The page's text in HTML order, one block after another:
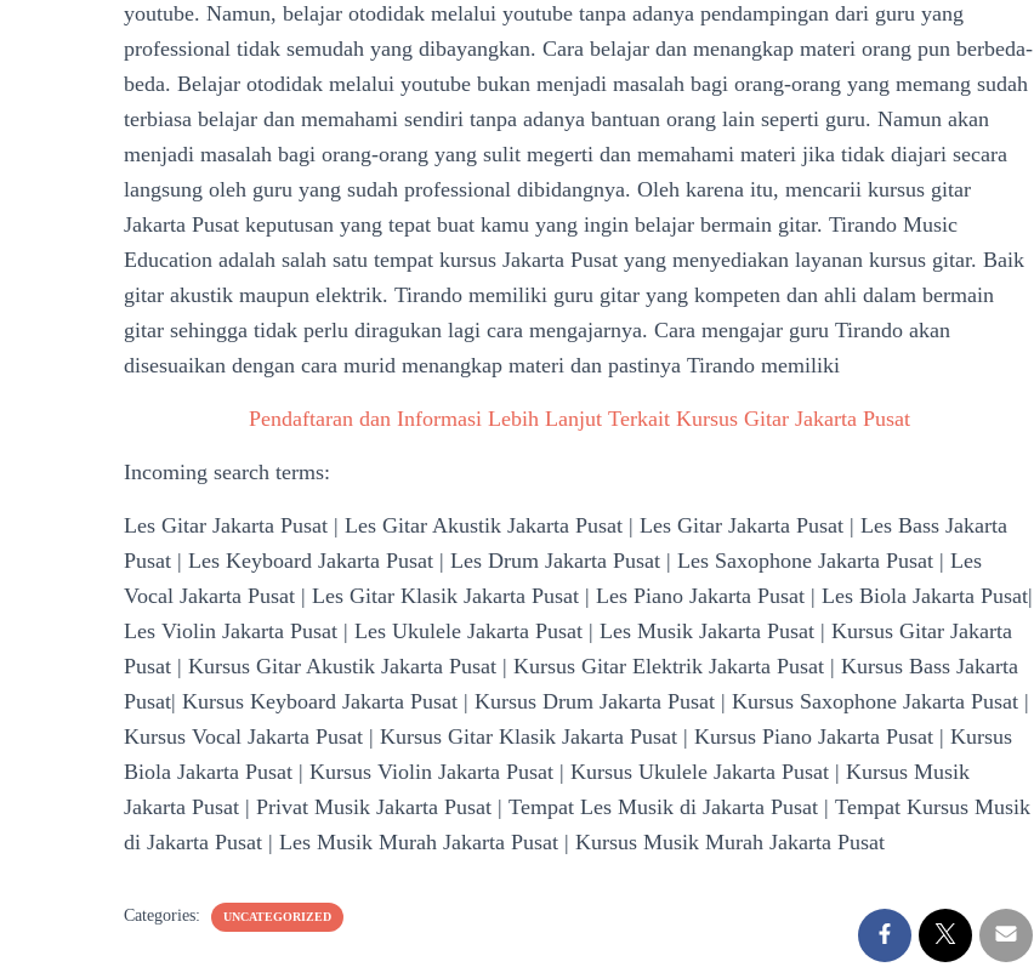
youtube. Namun, belajar otodidak melalui youtube tanpa adanya pendampingan dari guru yang
professional tidak semudah yang dibayangkan. Cara belajar dan menangkap materi orang pun berbeda-
beda. Belajar otodidak melalui youtube bukan menjadi masalah bagi orang-orang yang memang sudah
terbiasa belajar dan memahami sendiri tanpa adanya bantuan orang lain seperti guru. Namun akan
menjadi masalah bagi orang-orang yang sulit megerti dan memahami materi jika tidak diajari secara
langsung oleh guru yang sudah professional dibidangnya. Oleh karena itu, mencarii kursus gitar
Jakarta Pusat keputusan yang tepat buat kamu yang ingin belajar bermain gitar. Tirando Music
Education adalah salah satu tempat kursus Jakarta Pusat yang menyediakan layanan kursus gitar. Baik
gitar akustik maupun elektrik. Tirando memiliki guru gitar yang kompeten dan ahli dalam bermain
gitar sehingga tidak perlu diragukan lagi cara mengajarnya. Cara mengajar guru Tirando akan
disesuaikan dengan cara murid menangkap materi dan pastinya Tirando memiliki
Pendaftaran dan Informasi Lebih Lanjut Terkait Kursus Gitar Jakarta Pusat
Incoming search terms:
Les Gitar Jakarta Pusat | Les Gitar Akustik Jakarta Pusat | Les Gitar Jakarta Pusat | Les Bass Jakarta
Pusat | Les Keyboard Jakarta Pusat | Les Drum Jakarta Pusat | Les Saxophone Jakarta Pusat | Les
Vocal Jakarta Pusat | Les Gitar Klasik Jakarta Pusat | Les Piano Jakarta Pusat | Les Biola Jakarta Pusat|
Les Violin Jakarta Pusat | Les Ukulele Jakarta Pusat | Les Musik Jakarta Pusat | Kursus Gitar Jakarta
Pusat | Kursus Gitar Akustik Jakarta Pusat | Kursus Gitar Elektrik Jakarta Pusat | Kursus Bass Jakarta
Pusat| Kursus Keyboard Jakarta Pusat | Kursus Drum Jakarta Pusat | Kursus Saxophone Jakarta Pusat |
Kursus Vocal Jakarta Pusat | Kursus Gitar Klasik Jakarta Pusat | Kursus Piano Jakarta Pusat | Kursus
Biola Jakarta Pusat | Kursus Violin Jakarta Pusat | Kursus Ukulele Jakarta Pusat | Kursus Musik
Jakarta Pusat | Privat Musik Jakarta Pusat | Tempat Les Musik di Jakarta Pusat | Tempat Kursus Musik
di Jakarta Pusat | Les Musik Murah Jakarta Pusat | Kursus Musik Murah Jakarta Pusat
Categories: UNCATEGORIZED